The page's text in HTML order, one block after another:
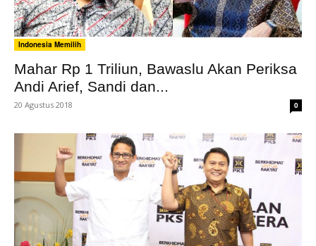
Indonesia Memilih
Mahar Rp 1 Triliun, Bawaslu Akan Periksa
Andi Arief, Sandi dan...
20 Agustus 2018 0